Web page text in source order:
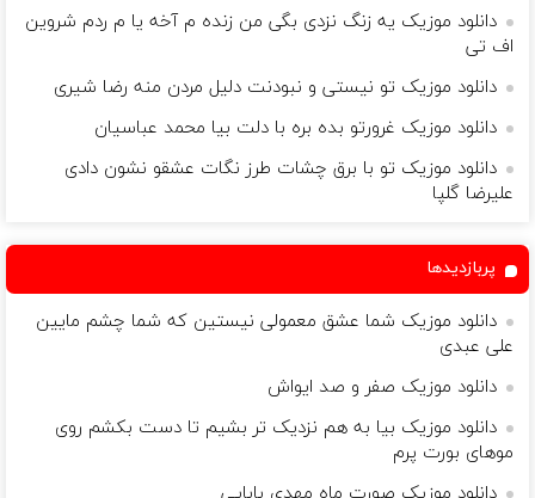
دانلود موزیک یه زنگ نزدی بگی من زنده م آخه یا م ردم شروین
اف تی
دانلود موزیک تو نیستی و نبودنت دلیل مردن منه رضا شیری
دانلود موزیک غرورتو بده بره با دلت بیا محمد عباسیان
دانلود موزیک تو با برق چشات طرز نگات عشقو نشون دادی
علیرضا گلپا
پربازدیدها
دانلود موزیک شما عشق معمولی نیستین که شما چشم مایین
علی عبدی
دانلود موزیک صفر و صد ایواش
دانلود موزیک بیا به هم نزدیک تر بشیم تا دست بکشم روی
موهای بورت پرم